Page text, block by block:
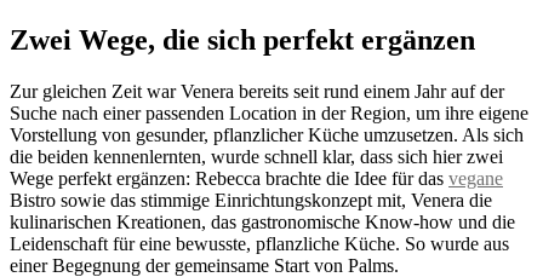
Zwei Wege, die sich perfekt ergänzen
Zur gleichen Zeit war Venera bereits seit rund einem Jahr auf der
Suche nach einer passenden Location in der Region, um ihre eigene
Vorstellung von gesunder, pflanzlicher Küche umzusetzen. Als sich
die beiden kennenlernten, wurde schnell klar, dass sich hier zwei
Wege perfekt ergänzen: Rebecca brachte die Idee für das vegane
Bistro sowie das stimmige Einrichtungskonzept mit, Venera die
kulinarischen Kreationen, das gastronomische Know-how und die
Leidenschaft für eine bewusste, pflanzliche Küche. So wurde aus
einer Begegnung der gemeinsame Start von Palms.